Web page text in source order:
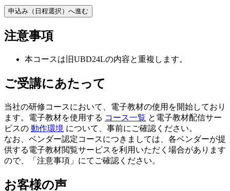
申込み（日程選択）へ進む
注意事項
本コースは旧UBD24Lの内容と重複します。
ご受講にあたって
当社の研修コースにおいて、電子教材の使用を開始しており
ます。電子教材を使用する コース一覧 と電子教材配信サー
ビスの 動作環境 について、事前にご確認ください。
なお、ベンダー認定コースにつきましては、各ベンダーが提
供する電子教材閲覧サービスを利用いただく場合があります
ので、「注意事項」にてご確認ください。
お客様の声